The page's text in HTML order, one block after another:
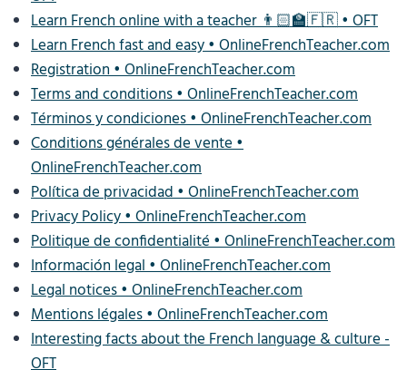
Learn French online with a teacher 👨🏻‍🏫🇫🇷 • OFT
Learn French fast and easy • OnlineFrenchTeacher.com
Registration • OnlineFrenchTeacher.com
Terms and conditions • OnlineFrenchTeacher.com
Términos y condiciones • OnlineFrenchTeacher.com
Conditions générales de vente •
OnlineFrenchTeacher.com
Política de privacidad • OnlineFrenchTeacher.com
Privacy Policy • OnlineFrenchTeacher.com
Politique de confidentialité • OnlineFrenchTeacher.com
Información legal • OnlineFrenchTeacher.com
Legal notices • OnlineFrenchTeacher.com
Mentions légales • OnlineFrenchTeacher.com
Interesting facts about the French language & culture -
OFT